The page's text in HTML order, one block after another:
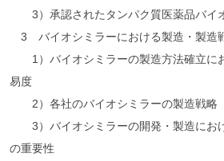
3）承認されたタンパク質医薬品バイ
3 バイオシミラーにおける製造・製造
1）バイオシミラーの製造方法確立に
易度
2）各社のバイオシミラーの製造戦略
3）バイオシミラーの開発・製造にお
の重要性